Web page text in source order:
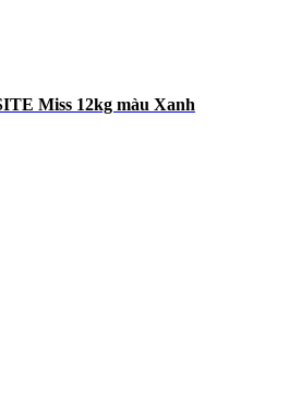
Bình gas COMPOSITE Miss 12kg màu Xanh